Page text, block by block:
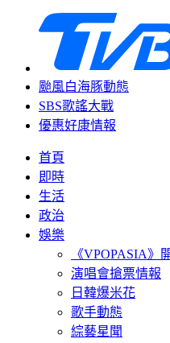
颱風白海豚動態
SBS歌謠大戰
優惠好康情報
首頁
即時
生活
政治
娛樂
《VPOPASIA》
演唱會搶票情報
日韓爆米花
歌手動態
綜藝星聞